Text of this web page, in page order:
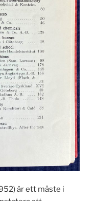
är ett måste i